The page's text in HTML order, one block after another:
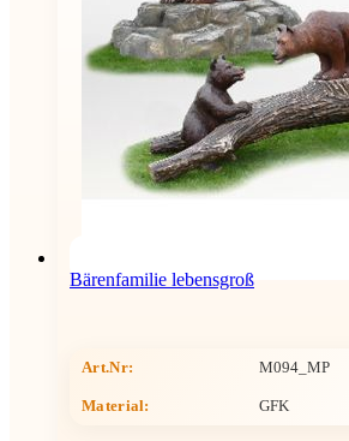
Bärenfamilie lebensgroß
Art.Nr: M094_MP
Material: GFK